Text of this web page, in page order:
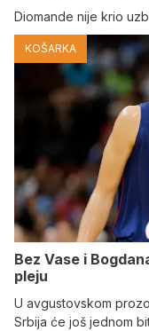
Diomande nije krio
KOŠARKA
Bez Vase i
pleju
U avgustovskom
Srbija će još jednom